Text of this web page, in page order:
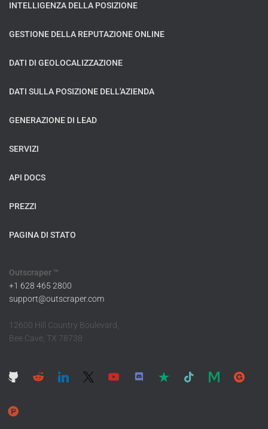
INTELLIGENZA DELLA POSIZIONE
GESTIONE DELLA REPUTAZIONE ONLINE
DATI DI GEOLOCALIZZAZIONE
DATI SULLA POSIZIONE DELL'AZIENDA
GENERAZIONE DI LEAD
SERVIZI
API DOCS
PREZZI
PAGINA DI STATO
Outscraper ™
+1 628 465 2800
support@outscraper.com
12600 Hill Country Boulevard,
Bee Cave, TX 78738